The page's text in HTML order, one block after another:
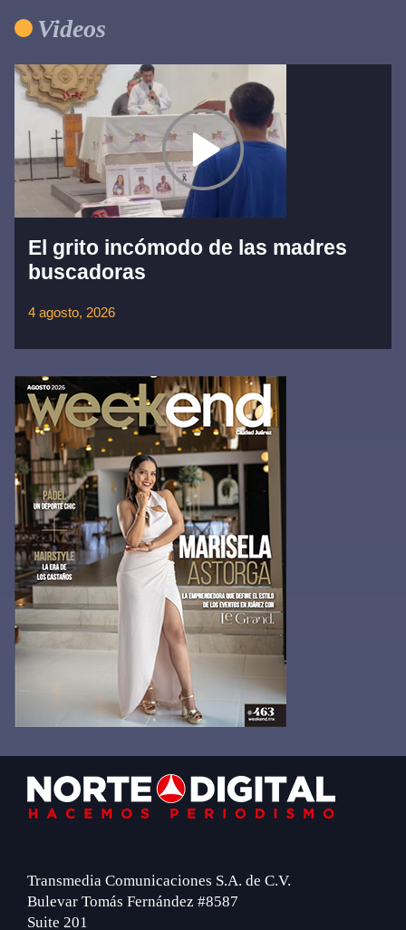
Videos
El grito incómodo de las madres
buscadoras
4 agosto, 2026
Footer
Transmedia Comunicaciones S.A. de C.V.
Bulevar Tomás Fernández #8587
Suite 201